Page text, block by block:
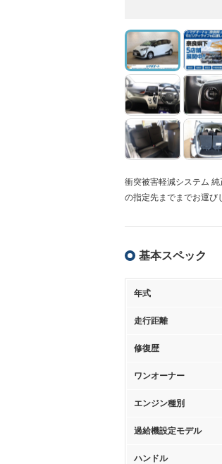
衝突被害軽減システム
の指定先までまでお運び
基本スペック
年式
走行距離
修復歴
ワンオーナー
エンジン種別
過給機設定モデル
ハンドル